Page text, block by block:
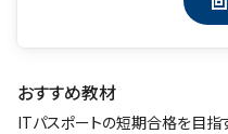
おすすめ教材
ITパスポートの短期合格を目指